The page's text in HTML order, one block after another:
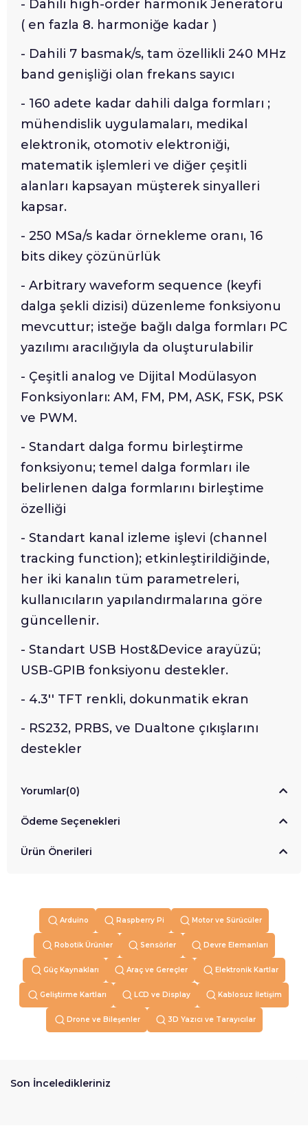
- Dahili high-order harmonik Jeneratörü
( en fazla 8. harmoniğe kadar )
- Dahili 7 basmak/s, tam özellikli 240 MHz
band genişliği olan frekans sayıcı
- 160 adete kadar dahili dalga formları ;
mühendislik uygulamaları, medikal
elektronik, otomotiv elektroniği,
matematik işlemleri ve diğer çeşitli
alanları kapsayan müşterek sinyalleri
kapsar.
- 250 MSa/s kadar örnekleme oranı, 16
bits dikey çözünürlük
- Arbitrary waveform sequence (keyfi
dalga şekli dizisi) düzenleme fonksiyonu
mevcuttur; isteğe bağlı dalga formları PC
yazılımı aracılığıyla da oluşturulabilir
- Çeşitli analog ve Dijital Modülasyon
Fonksiyonları: AM, FM, PM, ASK, FSK, PSK
ve PWM.
- Standart dalga formu birleştirme
fonksiyonu; temel dalga formları ile
belirlenen dalga formlarını birleştime
özelliği
- Standart kanal izleme işlevi (channel
tracking function); etkinleştirildiğinde,
her iki kanalın tüm parametreleri,
kullanıcıların yapılandırmalarına göre
güncellenir.
- Standart USB Host&Device arayüzü;
USB-GPIB fonksiyonu destekler.
- 4.3'' TFT renkli, dokunmatik ekran
- RS232, PRBS, ve Dualtone çıkışlarını
destekler
Yorumlar(0)
Ödeme Seçenekleri
Ürün Önerileri
Arduino Raspberry Pi Motor ve Sürücüler
Robotik Ürünler Sensörler Devre Elemanları
Güç Kaynakları Araç ve Gereçler Elektronik Kartlar
Geliştirme Kartları LCD ve Display Kablosuz İletişim
Drone ve Bileşenler 3D Yazıcı ve Tarayıcılar
Son İnceledikleriniz